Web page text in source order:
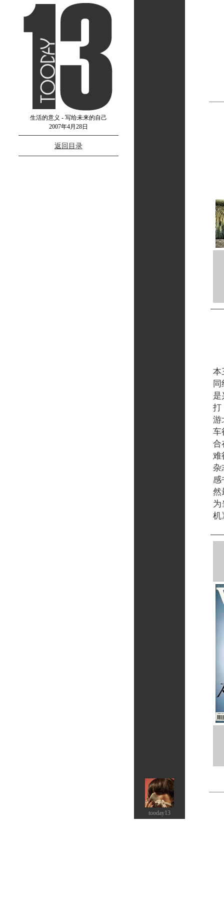
生活的意义 - 写给未来的自己
2007年4月28日
返回目录
tooday13
本
是
打
游
车
合
难
杂
感
然
为
机